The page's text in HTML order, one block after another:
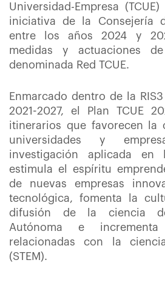
Universidad-Empresa (TCUE)
iniciativa de la Consejería
entre los años 2024 y
medidas y actuaciones
denominada Red TCUE.
Enmarcado dentro de la
2021-2027, el Plan TCUE
itinerarios que favorecen la
universidades y
investigación aplicada en
estimula el espíritu
de nuevas empresas
tecnológica, fomenta la
difusión de la ciencia
Autónoma e
relacionadas con la
(STEM).